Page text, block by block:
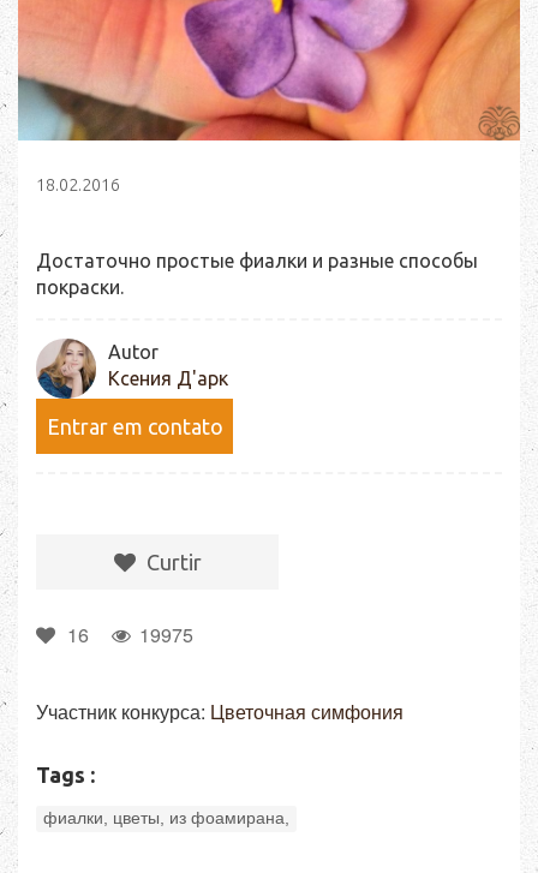
18.02.2016
Достаточно простые фиалки и разные способы
покраски.
Autor
Ксения Д'арк
Entrar em contato
Сurtir
16 19975
Участник конкурса: Цветочная симфония
Tags :
фиалки, цветы, из фоамирана,